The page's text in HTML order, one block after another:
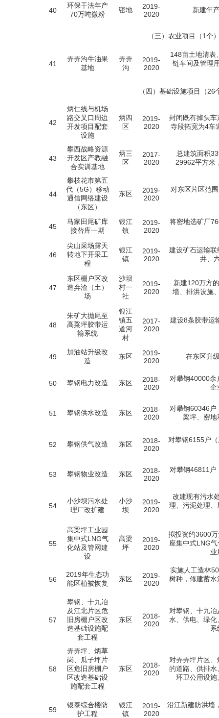
40
环保干法年产
70万吨微粉
密地
2019-
2020
新建年
（三）农业项目（1个
41
弄弄沟牛油果
基地
弄弄
沟
2019-
2020
148亩土地清表
链车间及管理
（四）基础设施项目（26
42
炳仁线与机场
路交叉口周边
开发项目配套
设施
炳四
区
2019-
2020
封闭既有掉头
寺段拓宽为4车
43
攀西战略资源
开发区产教融
合实训基地
炳三
区
2017-
2020
总建筑面积
29962平方米
44
攀枝花市第五
代（5G）移动
通信网络建设
（东区）
东区
2019-
2020
对东区片区范
45
马家田尾矿库
接替库一期
银江
镇
2019-
2020
将密地选矿厂
46
尖山采场露天
转地下开采工
程
银江
镇
2019-
2020
建设矿石运输
井、
47
东区棚户区改
造弃渣（土）
场
沙坝
村一
社
2019-
2020
新建120万方
墙、排洪设施
48
朱矿大抛尾至
高粱坪胶带运
输系统
银江
镇五
道河
村
2017-
2020
建设8条胶带运
49
加油站升级改
造
东区
2019-
2020
在东区升
50 攀钢电力改造 东区
2018-
2020
对攀钢40000余
企
51 攀钢供水改造 东区
2018-
2020
对攀钢60346户
梁坪、密地
52 攀钢供气改造 东区
2018-
2020
对攀钢6155户
53 攀钢物业改造 东区
2018-
2020
对攀钢46811户
54
小沙坝污水处
理厂改扩建
小沙
坝
2019-
2020
改建现有污水
理、污泥处理
55
高梁坪工业园
集中式LNG气
化站及管网建
设
高梁
坪
2019-
2020
拟投资约3600
座集中式LNG
业
56
2019年生态功
能区植被恢复
东区
2019-
2020
实施人工造林
树种，修建蓄
57
攀钢、十九冶
及江北片区危
旧房棚户区改
造基础设施配
套工程
东区
2018-
2020
对攀钢、十九
水、供电、绿
系
58
弄弄坪、炳草
岗、瓜子坪片
区危旧房棚户
区改造基础设
施配套工程
东区
2018-
2020
对弄弄坪片区
的道路、供排
环卫公用设
59
银泰综合楼防
护工程
银江
镇
2019-
2020
沿江新建防洪墙